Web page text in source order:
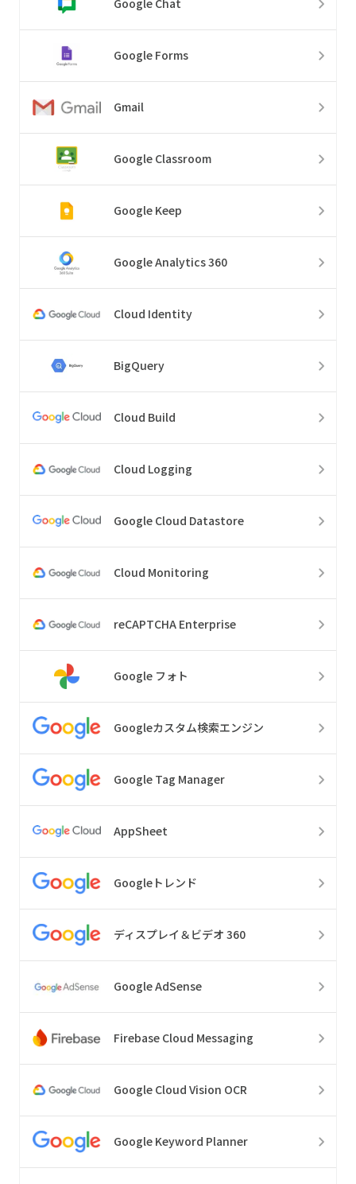
Google Chat
Google Forms
Gmail
Google Classroom
Google Keep
Google Analytics 360
Cloud Identity
BigQuery
Cloud Build
Cloud Logging
Google Cloud Datastore
Cloud Monitoring
reCAPTCHA Enterprise
Google フォト
Googleカスタム検索エンジン
Google Tag Manager
AppSheet
Googleトレンド
ディスプレイ＆ビデオ 360
Google AdSense
Firebase Cloud Messaging
Google Cloud Vision OCR
Google Keyword Planner